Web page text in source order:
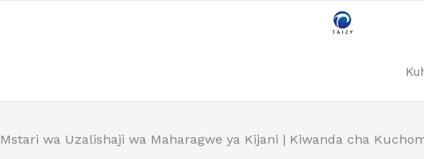
Mstari wa Uzalishaji wa Maharagwe ya Kijani | Kiwanda cha